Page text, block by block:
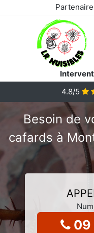
4.8/5
Besoin de
cafards à
09